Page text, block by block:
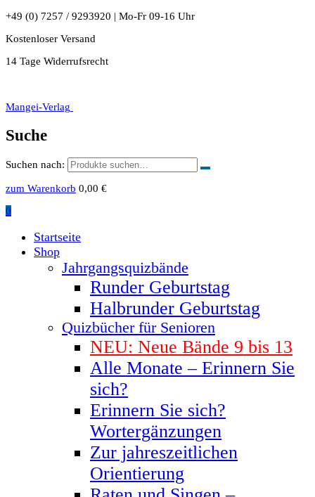
+49 (0) 7257 / 9293920 | Mo-Fr 09-16 Uhr
Kostenloser Versand
14 Tage Widerrufsrecht
Mangei-Verlag
Suche
Suchen nach:
zum Warenkorb 0,00 €
0
Startseite
Shop
Jahrgangsquizbände
Runder Geburtstag
Halbrunder Geburtstag
Quizbücher für Senioren
NEU: Neue Bände 9 bis 13
Alle Monate – Erinnern Sie
sich?
Erinnern Sie sich?
Wortergänzungen
Zur jahreszeitlichen
Orientierung